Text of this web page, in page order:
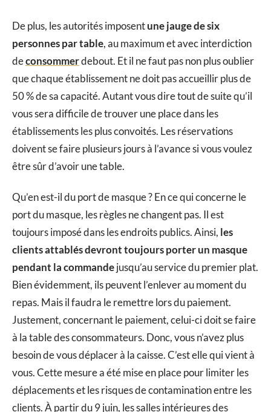
De plus, les autorités imposentune jauge de six
personnes par table, au maximum et avec interdiction
deconsommerdebout. Et il ne faut pas non plus oublier
que chaque établissement ne doit pas accueillir plus de
50 % de sa capacité. Autant vous dire tout de suite qu’il
vous sera difficile de trouver une place dans les
établissements les plus convoités. Les réservations
doivent se faire plusieurs jours à l’avance si vous voulez
être sûr d’avoir une table.
Qu’en est-il du port de masque ? En ce qui concerne le
port du masque, les règles ne changent pas. Il est
toujours imposé dans les endroits publics. Ainsi, les
clients attablés devront toujours porter un masque
pendant la commandejusqu’au service du premier plat.
Bien évidemment, ils peuvent l’enlever au moment du
repas. Mais il faudra le remettre lors du paiement.
Justement, concernant le paiement, celui-ci doit se faire
à la table des consommateurs. Donc, vous n’avez plus
besoin de vous déplacer à la caisse. C’est elle qui vient à
vous. Cette mesure a été mise en place pour limiter les
déplacements et les risques de contamination entre les
clients. À partir du 9 juin, les salles intérieures des